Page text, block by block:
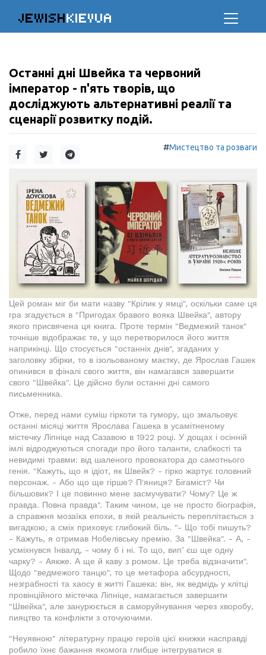
JEWISHKIEVUA
Останні дні Швейка та червоний
імператор - п'ять творів, що
досліджують альтернативні реалії та
сценарії розвитку подій.
#Мистецтво та розваги
Цей роман міг би мати назву "Крілик у ямці", оскільки саме ця
гра згадується в "Пригодах бравого вояка Швейка", автору
якого присвячена ця книга. Проте термін "Ведмежий танок"
точніше відображає те, у що перетворилося його життя
наприкінці. Що стосується "останніх днів", згаданих у
заголовку збірки, то в ізольованому маєтку, де Ярослав Гашек
опинився в фіналі свого життя, він намагався завершити
свого "Швейка". Це дійсно були останні дні самого
письменника.
Отже, перед нами суміш гіркоти та гумору, що змальовує
останні місяці життя Ярослава Гашека в усамітненому
містечку Ліпніце над Сазавою в 1922 році. У дощах і осінній
імлі відроджуються спогади про його таланти, слабкості та
невидимі травми: від шаленого провокатора до самотнього
генія. "Кажуть, що я ідіот, як Швейк? - гірко жартує головний
персонаж. - Або що ще гірше? П'яниця? Бігаміст? Чи
більшовик? І це повинно мене засмучувати? Чому? Це ж
правда. Повна правда". Таким чином, це не просто біографія,
а справжня мозаїка епохи, в якій реальність переплітається з
вигадкою, а сміх приховує глибокий біль. "- Що тобі пишуть?
- Кажуть, я отримав Нобелівську премію. За "Швейка". - А, -
усміхнувся Інвалд, - чому б і ні. То що, випʼєш ще одну
чарку? - Аякже. А ще й каву з ромом. Це треба відзначити".
Щодо "ведмежого танцю", то це метафора абсурдності,
незграбності та хаосу в житті Гашека: він, як ведмідь у клітці
провінційного містечка Ліпніце, намагається завершити
"Швейка", але занурюється в саморуйнування через хворобу,
пияцтво та конфлікти з оточуючими.
"Неуявною" літературну працю героїв цієї книжки насправді
робило їхнє бажання якомога глибше інтегруватися в